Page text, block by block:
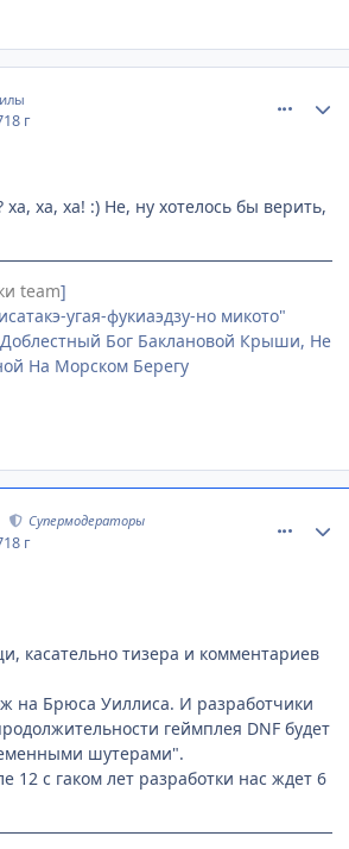
18 г
ха, ха, ха! :) Не, ну хотелось бы верить,
team]
угая-фукиаэдзу-но микото"
Бог Баклановой Крыши, Не
На Морском Берегу
Супермодераторы
18 г
касательно тизера и комментариев
на Брюса Уиллиса. И разработчики
геймплея DNF будет
шутерами".
12 с гаком лет разработки нас ждет 6